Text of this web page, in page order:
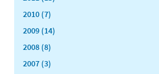
2010 (7)
2009 (14)
2008 (8)
2007 (3)